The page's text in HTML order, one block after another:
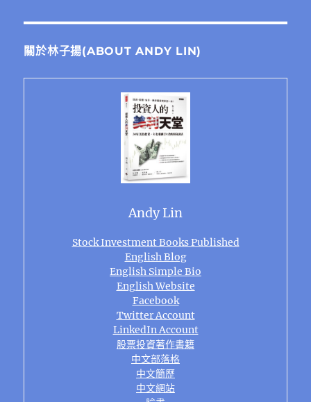
關於林子揚(ABOUT ANDY LIN)
Andy Lin
Stock Investment Books Published
English Blog
English Simple Bio
English Website
Facebook
Twitter Account
LinkedIn Account
股票投資著作書籍
中文部落格
中文簡歷
中文網站